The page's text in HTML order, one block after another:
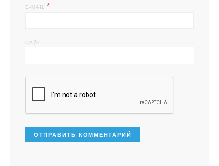
E-MAIL *
САЙТ